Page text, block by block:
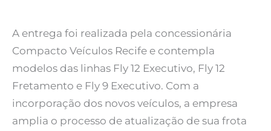
A entrega foi realizada pela concessionária
Compacto Veículos Recife e contempla
modelos das linhas Fly 12 Executivo, Fly 12
Fretamento e Fly 9 Executivo. Com a
incorporação dos novos veículos, a empresa
amplia o processo de atualização de sua frota